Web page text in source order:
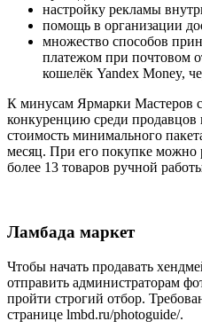
настройку рекламы
помощь в организации
множество способов
платежом при почтовом
кошелёк Yandex Money,
К минусам Ярмарки Мастеров
конкуренцию среди
стоимость минимального
месяц. При его покупке можно
более 13 товаров ручной
Ламбада маркет
Чтобы начать продавать
отправить администраторам
пройти строгий отбор.
странице lmbd.ru/photoguide/.